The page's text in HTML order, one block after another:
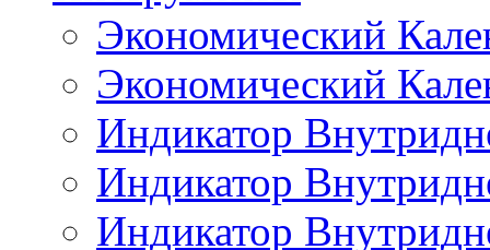
Экономический
Экономический
Индикатор
Индикатор
Индикатор